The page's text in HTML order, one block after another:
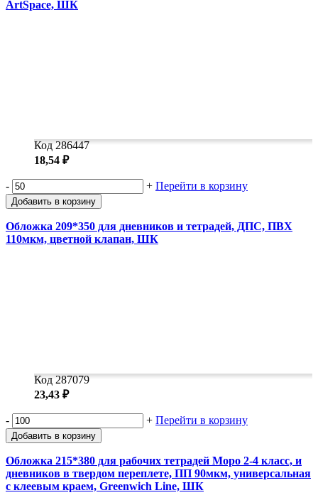
ArtSpace, ШК
Код 286447
18,54 ₽
- + Перейти в корзину
Добавить в корзину
Обложка 209*350 для дневников и тетрадей, ДПС, ПВХ
110мкм, цветной клапан, ШК
Код 287079
23,43 ₽
- + Перейти в корзину
Добавить в корзину
Обложка 215*380 для рабочих тетрадей Моро 2-4 класс, и
дневников в твердом переплете, ПП 90мкм, универсальная
с клеевым краем, Greenwich Line, ШК